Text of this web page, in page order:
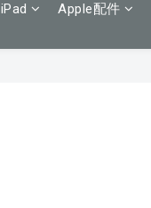
iPad Apple配件